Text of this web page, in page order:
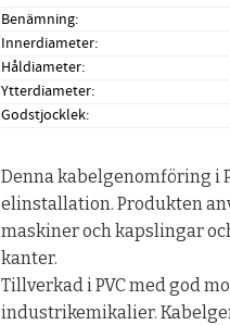
Benämning
Innerdiameter
Håldiameter
Ytterdiameter
Godstjocklek
Denna kabelgenomföring i
elinstallation. Produkten
maskiner och kapslingar
kanter.
Tillverkad i PVC med god
industrikemikalier.